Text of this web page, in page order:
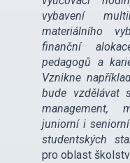
vybavení
materiálního
finanční
pedagogů a
Vznikne
bude vzdělávat
management,
juniorní i
studentských
pro oblast